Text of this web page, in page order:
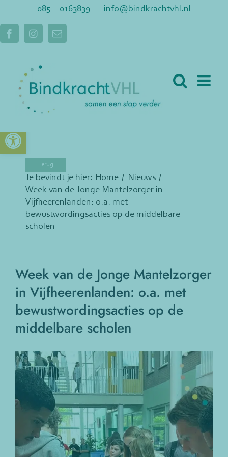
Toolbar openen
inhoud
085 – 0163839 info@bindkrachtvhl.nl
FacebookInstagram
E-
Je bevindt je hier: Home
Nieuws
Week van de Jonge Mantelzorger in
Vijfheerenlanden: o.a. met
bewustwordingsacties op de middelbare
scholen
Week van de Jonge Mantelzorger
in Vijfheerenlanden: o.a. met
bewustwordingsacties op de
middelbare scholen
Bekijk
grotere
afbeelding